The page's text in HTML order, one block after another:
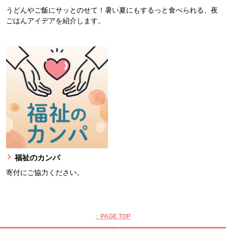
うどんやご飯にサッとのせて！暑い夏にもするっと食べられる、夜
ごはんアイデアを紹介します。
福祉のカンパ
寄付にご協力ください。
↑ PAGE TOP